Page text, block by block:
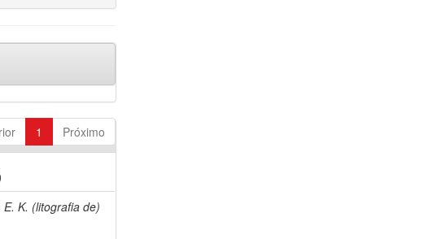
1 Próximo
E. K. (litografia de)